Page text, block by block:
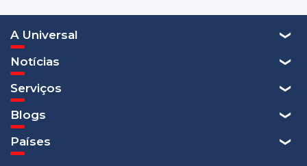
A Universal
Notícias
Serviços
Blogs
Países